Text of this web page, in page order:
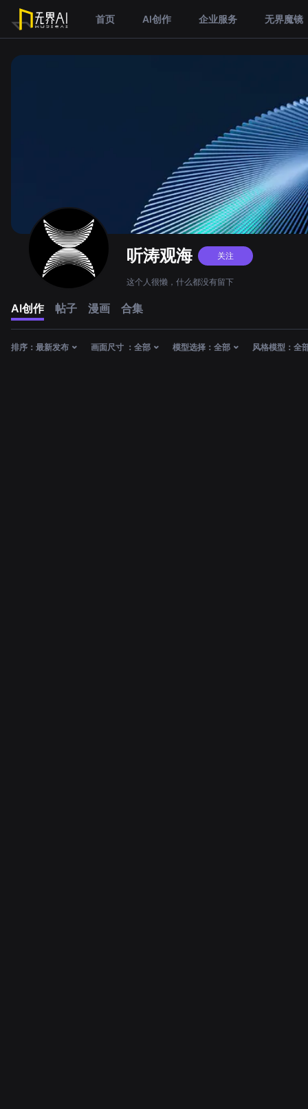
首页 AI创作 企业服务 无界魔镜
听涛观海 关注
这个人很懒，什么都没有留下
AI创作 帖子 漫画 合集
排序： 最新发布 画面尺寸 ： 全部 模型选择： 全部 风格模型： 全